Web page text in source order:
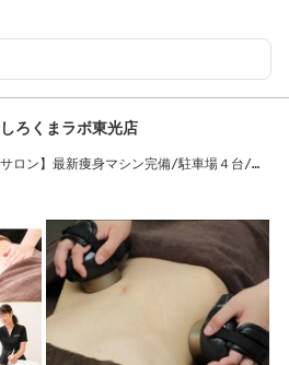
ろくまラボ東光店
ロン】最新痩身マシン完備/駐車場４台/男